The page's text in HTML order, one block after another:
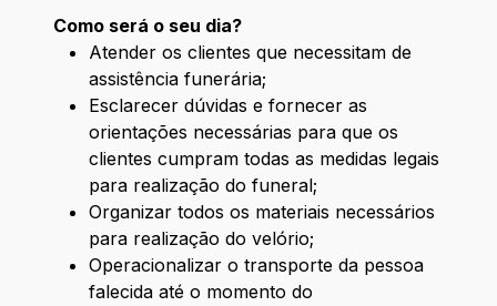
Como será o seu dia?
Atender os clientes que necessitam de
assistência funerária;
Esclarecer dúvidas e fornecer as
orientações necessárias para que os
clientes cumpram todas as medidas legais
para realização do funeral;
Organizar todos os materiais necessários
para realização do velório;
Operacionalizar o transporte da pessoa
falecida até o momento do